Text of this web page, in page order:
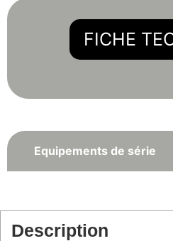
FICHE
Equipements de série
Description